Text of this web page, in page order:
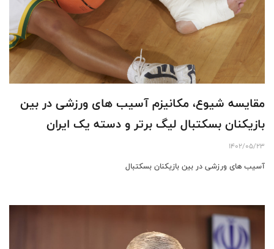
مقایسه شیوع، مکانیزم آسیب های ورزشی در بین
بازیکنان بسکتبال لیگ برتر و دسته یک ایران
1402/05/23
آسیب های ورزشی در بین بازیکنان بسکتبال